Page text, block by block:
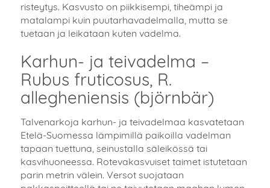
risteytys. Kasvusto on piikkisempi, tiheämpi ja
matalampi kuin puutarhavadelmalla, mutta se
tuetaan ja leikataan kuten vadelma.
Karhun- ja teivadelma –
Rubus fruticosus, R.
allegheniensis (björnbär)
Talvenarkoja karhun- ja teivadelmaa kasvatetaan
Etelä-Suomessa lämpimillä paikoilla vadelman
tapaan tuettuna, seinustalla säleikössä tai
kasvihuoneessa. Rotevakasvuiset taimet istutetaan
parin metrin välein. Versot suojataan